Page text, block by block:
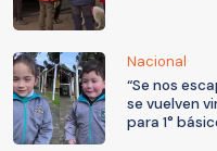
Nacional
“Se nos
se vuelven
para 1°